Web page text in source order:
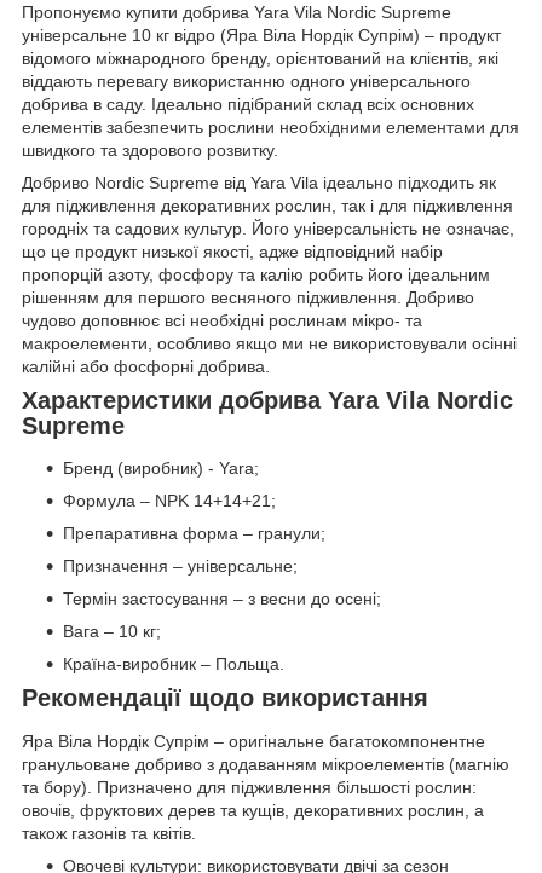
Пропонуємо купити добрива Yara Vila Nordic Supreme
універсальне 10 кг відро (Яра Віла Нордік Супрім) – продукт
відомого міжнародного бренду, орієнтований на клієнтів, які
віддають перевагу використанню одного універсального
добрива в саду. Ідеально підібраний склад всіх основних
елементів забезпечить рослини необхідними елементами для
швидкого та здорового розвитку.
Добриво Nordic Supreme від Yara Vila ідеально підходить як
для підживлення декоративних рослин, так і для підживлення
городніх та садових культур. Його універсальність не означає,
що це продукт низької якості, адже відповідний набір
пропорцій азоту, фосфору та калію робить його ідеальним
рішенням для першого весняного підживлення. Добриво
чудово доповнює всі необхідні рослинам мікро- та
макроелементи, особливо якщо ми не використовували осінні
калійні або фосфорні добрива.
Характеристики добрива Yara Vila Nordic
Supreme
Бренд (виробник) - Yara;
Формула – NPK 14+14+21;
Препаративна форма – гранули;
Призначення – універсальне;
Термін застосування – з весни до осені;
Вага – 10 кг;
Країна-виробник – Польща.
Рекомендації щодо використання
Яра Віла Нордік Супрім – оригінальне багатокомпонентне
гранульоване добриво з додаванням мікроелементів (магнію
та бору). Призначено для підживлення більшості рослин:
овочів, фруктових дерев та кущів, декоративних рослин, а
також газонів та квітів.
Овочеві культури: використовувати двічі за сезон